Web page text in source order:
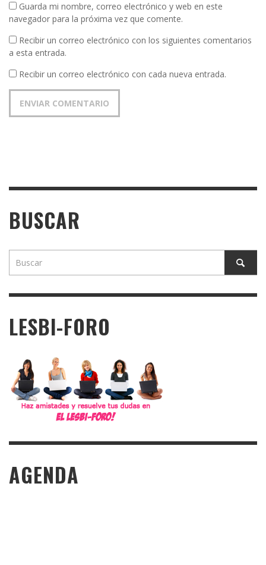
Guarda mi nombre, correo electrónico y web en este
navegador para la próxima vez que comente.
Recibir un correo electrónico con los siguientes comentarios
a esta entrada.
Recibir un correo electrónico con cada nueva entrada.
BUSCAR
LESBI-FORO
AGENDA